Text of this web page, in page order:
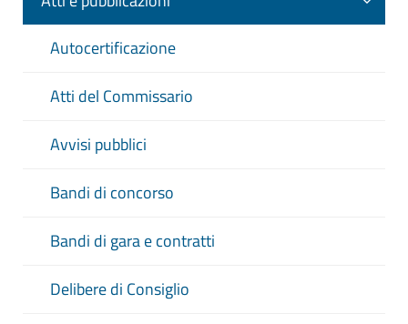
Autocertificazione
Atti del Commissario
Avvisi pubblici
Bandi di concorso
Bandi di gara e contratti
Delibere di Consiglio